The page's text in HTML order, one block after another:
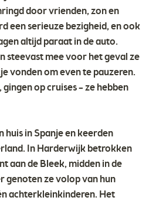
door vrienden, zon en
een serieuze bezigheid, en ook
altijd paraat in de auto.
steevast mee voor het geval ze
vonden om even te pauzeren.
op cruises – ze hebben
huis in Spanje en keerden
In Harderwijk betrokken
aan de Bleek, midden in de
genoten ze volop van hun
achterkleinkinderen. Het